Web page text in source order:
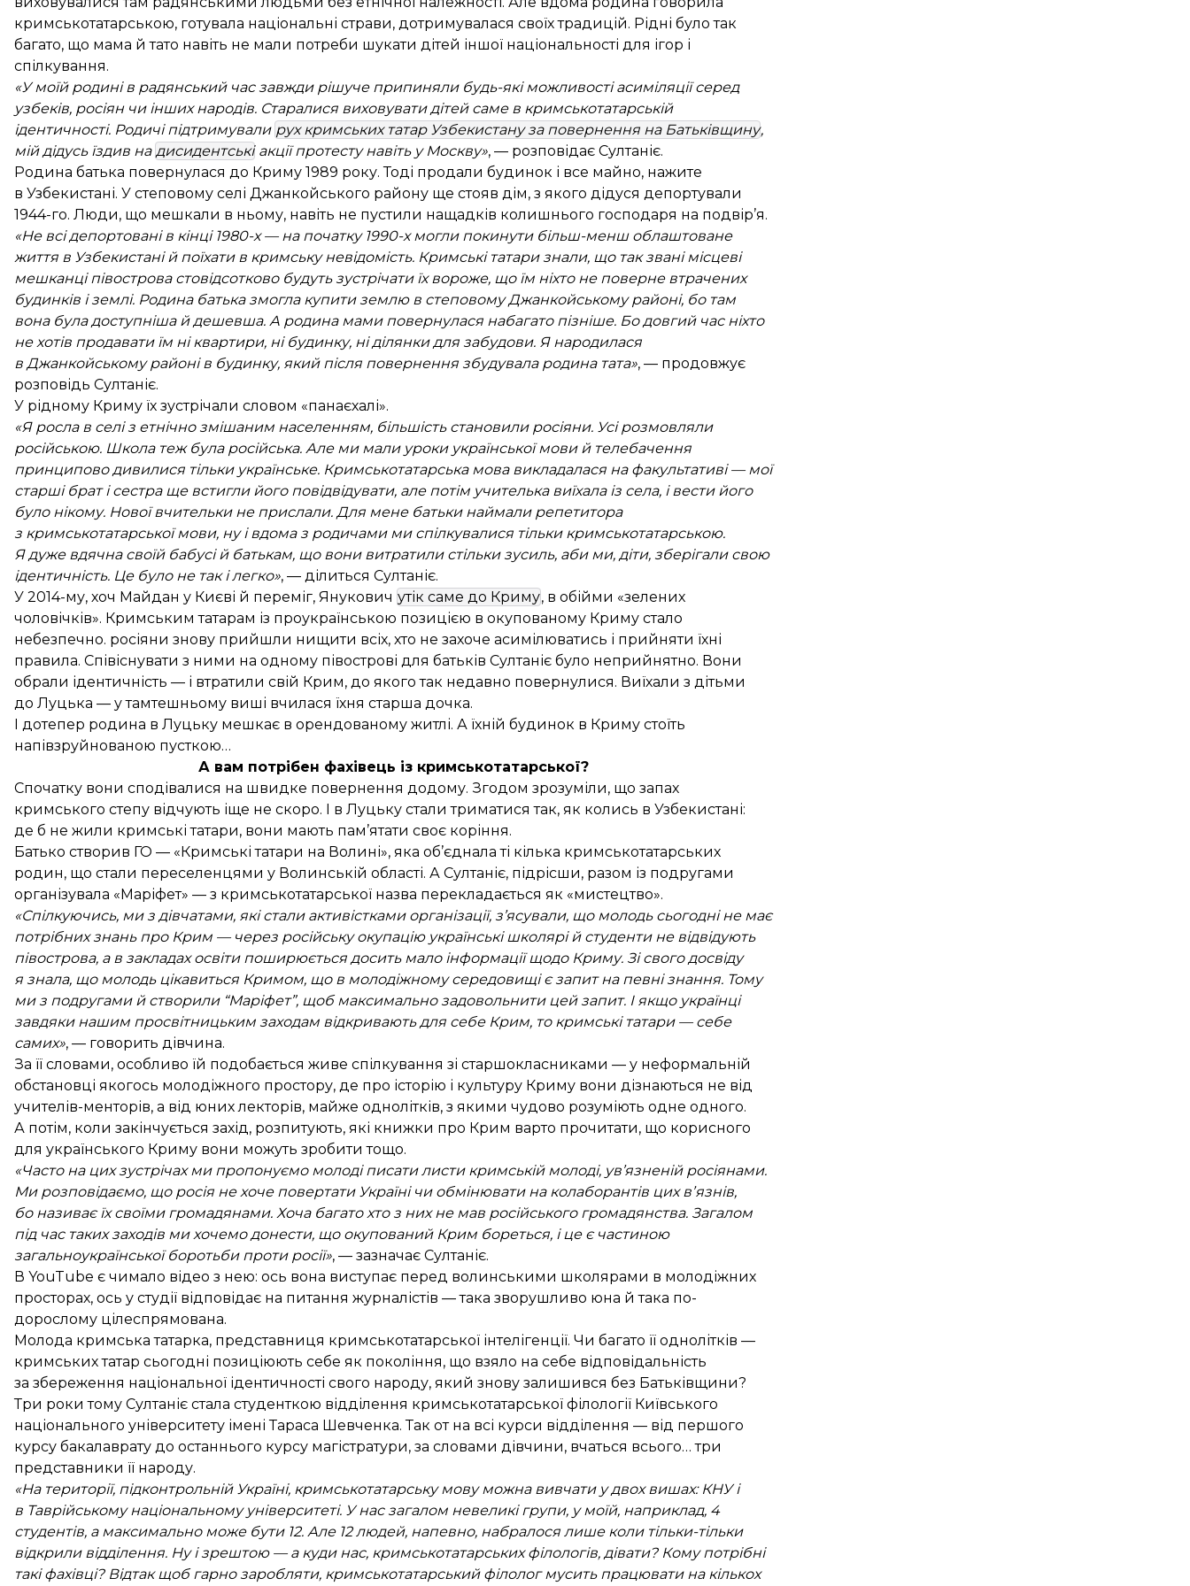
кримськотатарською, готувала національні страви, дотримувалася своїх традицій. Рідні було так
багато, що мама й тато навіть не мали потреби шукати дітей іншої національності для ігор і
спілкування.
«У моїй родині в радянський час завжди рішуче припиняли будь-які можливості асиміляції серед
узбеків, росіян чи інших народів. Старалися виховувати дітей саме в кримськотатарській
ідентичності. Родичі підтримували рух кримських татар Узбекистану за повернення на Батьківщину,
мій дідусь їздив на дисидентськіакції протесту навіть у Москву», — розповідає Султаніє.
Родина батька повернулася до Криму 1989 року. Тоді продали будинок і все майно, нажите
в Узбекистані. У степовому селі Джанкойського району ще стояв дім, з якого дідуся депортували
1944-го. Люди, що мешкали в ньому, навіть не пустили нащадків колишнього господаря на подвір’я.
«Не всі депортовані в кінці 1980-х — на початку 1990-х могли покинути більш-менш облаштоване
життя в Узбекистані й поїхати в кримську невідомість. Кримські татари знали, що так звані місцеві
мешканці півострова стовідсотково будуть зустрічати їх вороже, що їм ніхто не поверне втрачених
будинків і землі. Родина батька змогла купити землю в степовому Джанкойському районі, бо там
вона була доступніша й дешевша. А родина мами повернулася набагато пізніше. Бо довгий час ніхто
не хотів продавати їм ні квартири, ні будинку, ні ділянки для забудови. Я народилася
в Джанкойському районі в будинку, який після повернення збудувала родина тата», — продовжує
розповідь Султаніє.
У рідному Криму їх зустрічали словом «панаєхалі».
«Я росла в селі з етнічно змішаним населенням, більшість становили росіяни. Усі розмовляли
російською. Школа теж була російська. Але ми мали уроки української мови й телебачення
принципово дивилися тільки українське. Кримськотатарська мова викладалася на факультативі — мої
старші брат і сестра ще встигли його повідвідувати, але потім учителька виїхала із села, і вести його
було нікому. Нової вчительки не прислали. Для мене батьки наймали репетитора
з кримськотатарської мови, ну і вдома з родичами ми спілкувалися тільки кримськотатарською.
Я дуже вдячна своїй бабусі й батькам, що вони витратили стільки зусиль, аби ми, діти, зберігали свою
ідентичність. Це було не так і легко», — ділиться Султаніє.
У 2014-му, хоч Майдан у Києві й переміг, Янукович утік саме до Криму, в обійми «зелених
чоловічків». Кримським татарам із проукраїнською позицією в окупованому Криму стало
небезпечно. росіяни знову прийшли нищити всіх, хто не захоче асимілюватись і прийняти їхні
правила. Співіснувати з ними на одному півострові для батьків Султаніє було неприйнятно. Вони
обрали ідентичність — і втратили свій Крим, до якого так недавно повернулися. Виїхали з дітьми
до Луцька — у тамтешньому виші вчилася їхня старша дочка.
І дотепер родина в Луцьку мешкає в орендованому житлі. А їхній будинок в Криму стоїть
напівзруйнованою пусткою…
А вам потрібен фахівець із кримськотатарської?
Спочатку вони сподівалися на швидке повернення додому. Згодом зрозуміли, що запах
кримського степу відчують іще не скоро. І в Луцьку стали триматися так, як колись в Узбекистані:
де б не жили кримські татари, вони мають пам’ятати своє коріння.
Батько створив ГО — «Кримські татари на Волині», яка об’єднала ті кілька кримськотатарських
родин, що стали переселенцями у Волинській області. А Султаніє, підрісши, разом із подругами
організувала «Маріфет» — з кримськотатарської назва перекладається як «мистецтво».
«Спілкуючись, ми з дівчатами, які стали активістками організації, з’ясували, що молодь сьогодні не має
потрібних знань про Крим — через російську окупацію українські школярі й студенти не відвідують
півострова, а в закладах освіти поширюється досить мало інформації щодо Криму. Зі свого досвіду
я знала, що молодь цікавиться Кримом, що в молодіжному середовищі є запит на певні знання. Тому
ми з подругами й створили “Маріфет”, щоб максимально задовольнити цей запит. І якщо українці
завдяки нашим просвітницьким заходам відкривають для себе Крим, то кримські татари — себе
самих», — говорить дівчина.
За її словами, особливо їй подобається живе спілкування зі старшокласниками — у неформальній
обстановці якогось молодіжного простору, де про історію і культуру Криму вони дізнаються не від
учителів-менторів, а від юних лекторів, майже однолітків, з якими чудово розуміють одне одного.
А потім, коли закінчується захід, розпитують, які книжки про Крим варто прочитати, що корисного
для українського Криму вони можуть зробити тощо.
«Часто на цих зустрічах ми пропонуємо молоді писати листи кримській молоді, ув’язненій росіянами.
Ми розповідаємо, що росія не хоче повертати Україні чи обмінювати на колаборантів цих вʼязнів,
бо називає їх своїми громадянами. Хоча багато хто з них не мав російського громадянства. Загалом
під час таких заходів ми хочемо донести, що окупований Крим бореться, і це є частиною
загальноукраїнської боротьби проти росії», — зазначає Султаніє.
В YouTube є чимало відео з нею: ось вона виступає перед волинськими школярами в молодіжних
просторах, ось у студії відповідає на питання журналістів — така зворушливо юна й така по-
дорослому цілеспрямована.
Молода кримська татарка, представниця кримськотатарської інтелігенції. Чи багато її однолітків —
кримських татар сьогодні позиціюють себе як покоління, що взяло на себе відповідальність
за збереження національної ідентичності свого народу, який знову залишився без Батьківщини?
Три роки тому Султаніє стала студенткою відділення кримськотатарської філології Київського
національного університету імені Тараса Шевченка. Так от на всі курси відділення — від першого
курсу бакалаврату до останнього курсу магістратури, за словами дівчини, вчаться всього… три
представники її народу.
«На території, підконтрольній Україні, кримськотатарську мову можна вивчати у двох вишах: КНУ і
в Таврійському національному університеті. У нас загалом невеликі групи, у моїй, наприклад, 4
студентів, а максимально може бути 12. Але 12 людей, напевно, набралося лише коли тільки-тільки
відкрили відділення. Ну і зрештою — а куди нас, кримськотатарських філологів, дівати? Кому потрібні
такі фахівці? Відтак щоб гарно заробляти, кримськотатарський філолог мусить працювати на кількох